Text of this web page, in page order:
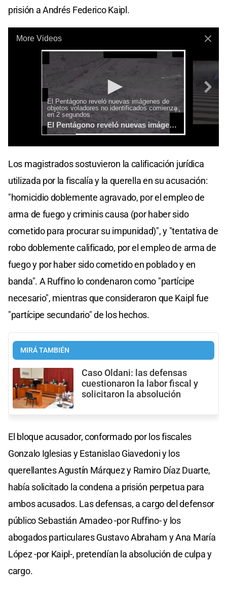
prisión a Andrés Federico Kaipl.
Los magistrados sostuvieron la calificación jurídica
utilizada por la fiscalía y la querella en su acusación:
"homicidio doblemente agravado, por el empleo de
arma de fuego y criminis causa (por haber sido
cometido para procurar su impunidad)", y "tentativa de
robo doblemente calificado, por el empleo de arma de
fuego y por haber sido cometido en poblado y en
banda". A Ruffino lo condenaron como "partícipe
necesario", mientras que consideraron que Kaipl fue
"partícipe secundario" de los hechos.
MIRÁ TAMBIÉN
Caso Oldani: las defensas
cuestionaron la labor fiscal y
solicitaron la absolución
El bloque acusador, conformado por los fiscales
Gonzalo Iglesias y Estanislao Giavedoni y los
querellantes Agustín Márquez y Ramiro Díaz Duarte,
había solicitado la condena a prisión perpetua para
ambos acusados. Las defensas, a cargo del defensor
público Sebastián Amadeo -por Ruffino- y los
abogados particulares Gustavo Abraham y Ana María
López -por Kaipl-, pretendían la absolución de culpa y
cargo.